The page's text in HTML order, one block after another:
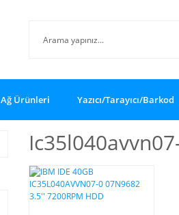
Ağ Ürünleri Yazıcı/Tarayıcı/Barkod